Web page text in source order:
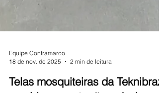
Equipe Contramarco
18 de nov. de 2025
2 min de leitura